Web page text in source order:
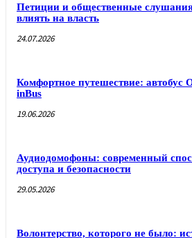
Петиции и общественные
влиять на власть
24.07.2026
Комфортное путешествие: автобус
inBus
19.06.2026
Аудиодомофоны: современный
доступа и безопасности
29.05.2026
Волонтерство, которого не было: